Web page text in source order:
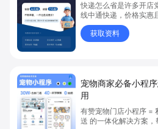
快递怎么省是许多开店
线中通快递，价格实惠
省、省钱技巧和有赞寄
本，享受更贴心售后服
新方案！
获取资料
宠物商家必备小程
用
有赞宠物门店小程序 =
送 的一体化解决方案，